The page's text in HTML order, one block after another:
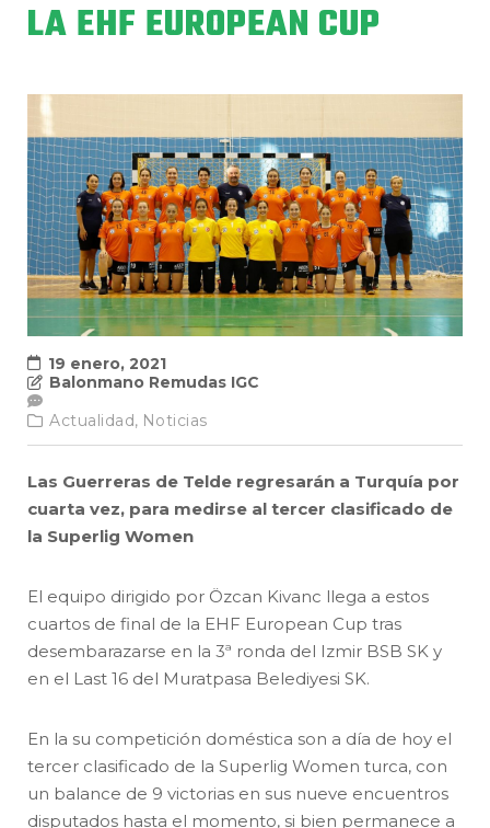
LA EHF EUROPEAN CUP
19 enero, 2021
Balonmano Remudas IGC
Actualidad, Noticias
Las Guerreras de Telde regresarán a Turquía por
cuarta vez, para medirse al tercer clasificado de
la Superlig Women
El equipo dirigido por Özcan Kivanc llega a estos
cuartos de final de la EHF European Cup tras
desembarazarse en la 3ª ronda del Izmir BSB SK y
en el Last 16 del Muratpasa Belediyesi SK.
En la su competición doméstica son a día de hoy el
tercer clasificado de la Superlig Women turca, con
un balance de 9 victorias en sus nueve encuentros
disputados hasta el momento, si bien permanece a